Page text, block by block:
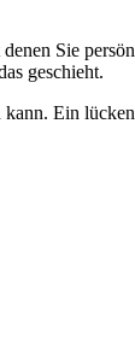
Sie
geschieht.
Ein